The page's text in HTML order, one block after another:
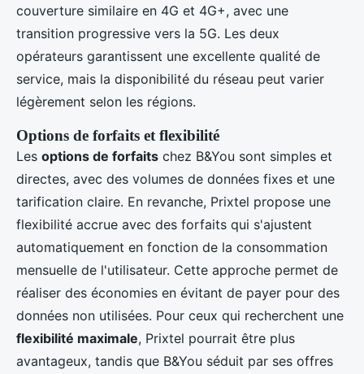
couverture similaire en 4G et 4G+, avec une
transition progressive vers la 5G. Les deux
opérateurs garantissent une excellente qualité de
service, mais la disponibilité du réseau peut varier
légèrement selon les régions.
Options de forfaits et flexibilité
Les options de forfaits chez B&You sont simples et
directes, avec des volumes de données fixes et une
tarification claire. En revanche, Prixtel propose une
flexibilité accrue avec des forfaits qui s'ajustent
automatiquement en fonction de la consommation
mensuelle de l'utilisateur. Cette approche permet de
réaliser des économies en évitant de payer pour des
données non utilisées. Pour ceux qui recherchent une
flexibilité maximale, Prixtel pourrait être plus
avantageux, tandis que B&You séduit par ses offres